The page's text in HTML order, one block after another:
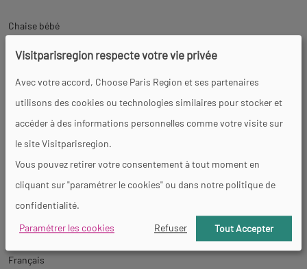
Chaise bébé
Services
Visites
Français
Visitparisregion respecte votre vie privée
Avec votre accord, Choose Paris Region et ses partenaires
utilisons des cookies ou technologies similaires pour stocker et
accéder à des informations personnelles comme votre visite sur
le site Visitparisregion.
Vous pouvez retirer votre consentement à tout moment en
cliquant sur "paramétrer le cookies" ou dans notre politique de
confidentialité.
Paramétrer les cookies
Refuser Tout Accepter